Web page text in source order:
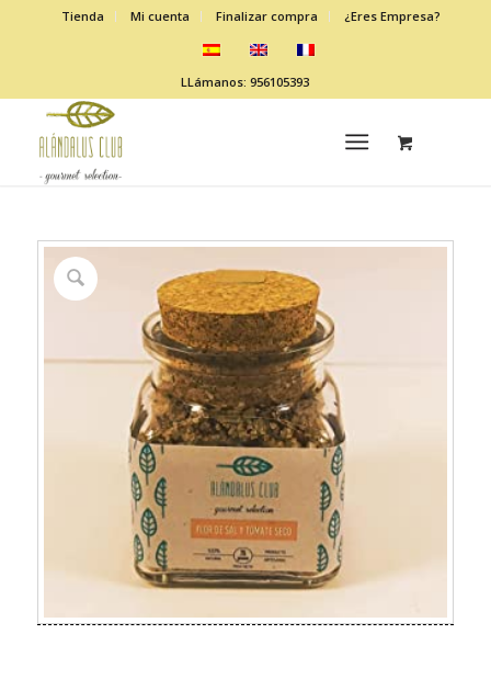
Tienda Mi cuenta Finalizar compra ¿Eres Empresa?
LLámanos: 956105393